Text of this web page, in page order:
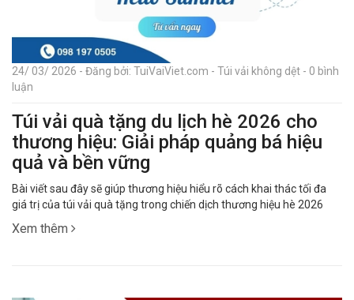
24/ 03/ 2026 - Đăng bởi: TuiVaiViet.com - Túi vải không dệt - 0 bình
luận
Túi vải quà tặng du lịch hè 2026 cho
thương hiệu: Giải pháp quảng bá hiệu
quả và bền vững
Bài viết sau đây sẽ giúp thương hiệu hiểu rõ cách khai thác tối đa
giá trị của túi vải quà tặng trong chiến dịch thương hiệu hè 2026
Xem thêm